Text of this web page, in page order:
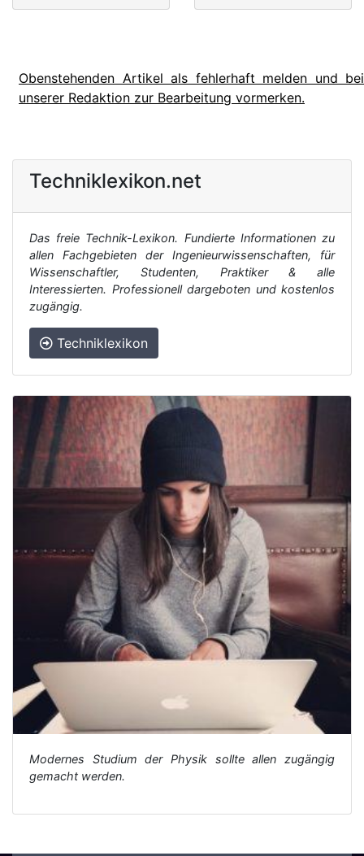
Obenstehenden Artikel als fehlerhaft melden und bei
unserer Redaktion zur Bearbeitung vormerken.
Techniklexikon.net
Das freie Technik-Lexikon. Fundierte Informationen zu
allen Fachgebieten der Ingenieurwissenschaften, für
Wissenschaftler, Studenten, Praktiker & alle
Interessierten. Professionell dargeboten und kostenlos
zugängig.
Techniklexikon
Modernes Studium der Physik sollte allen zugängig
gemacht werden.